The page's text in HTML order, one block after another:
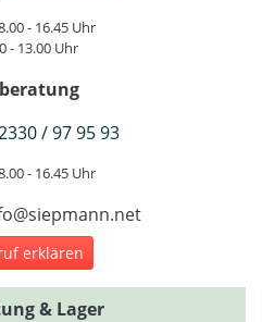
- 16.45 Uhr
- 13.00 Uhr
/ 97 95 93
- 16.45 Uhr
erklären
& Lager